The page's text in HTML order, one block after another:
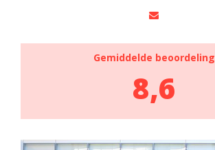
Gemiddelde beoordeling
8,6